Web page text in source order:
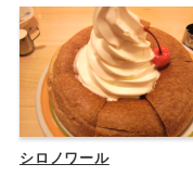
シロノワール